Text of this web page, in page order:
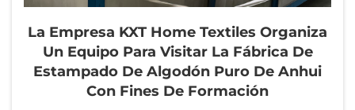
La Empresa KXT Home Textiles Organiza
Un Equipo Para Visitar La Fábrica De
Estampado De Algodón Puro De Anhui
Con Fines De Formación